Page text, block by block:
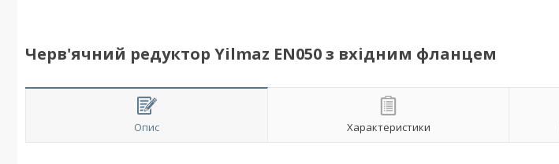
Черв'ячний редуктор Yilmaz EN050 з вхідним фланцем
Опис Характеристики